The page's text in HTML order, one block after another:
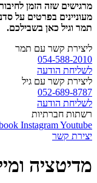
מרגישים שזה הזמן
מעוניינים בפרטים על
תמר וגיל כאן בשבילכם.
ליצירת קשר עם תמר
054-588-2010
לשליחת הודעה
ליצירת קשר עם גיל
052-689-8787
לשליחת הודעה
רשתות חברתיות
InstagramYoutube
יצירת קשר
מדיטציה